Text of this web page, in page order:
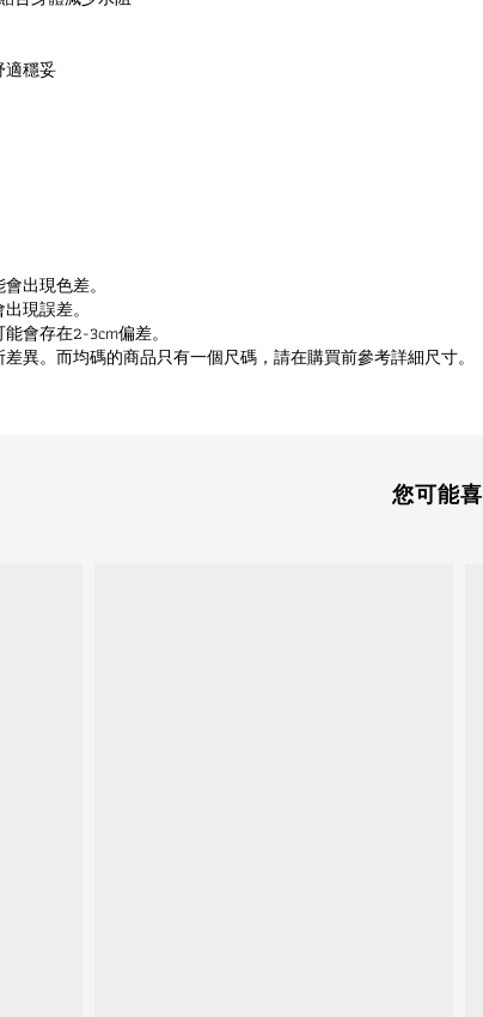
適穩妥
出現色差。
現誤差。
會存在2-3cm偏差。
異。而均碼的商品只有一個尺碼，請在購買前參考詳細尺寸。
您可能